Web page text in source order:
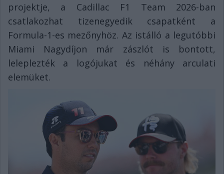
projektje, a Cadillac F1 Team 2026-ban
csatlakozhat tizenegyedik csapatként a
Formula-1-es mezőnyhöz. Az istálló a legutóbbi
Miami Nagydíjon már zászlót is bontott,
leleplezték a logójukat és néhány arculati
elemüket.